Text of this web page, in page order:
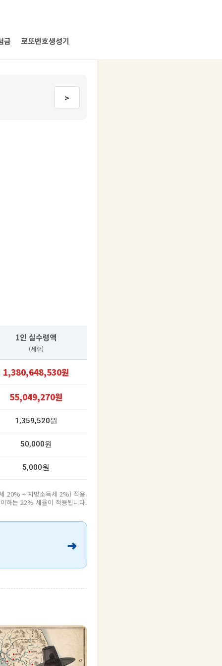
금 로또번호생성기
>
1인 실수령액
(세후)
1,380,648,530원
55,049,270원
1,359,520원
50,000원
5,000원
20% + 지방소득세 2%) 적용.
하는 22% 세율이 적용됩니다.
➜